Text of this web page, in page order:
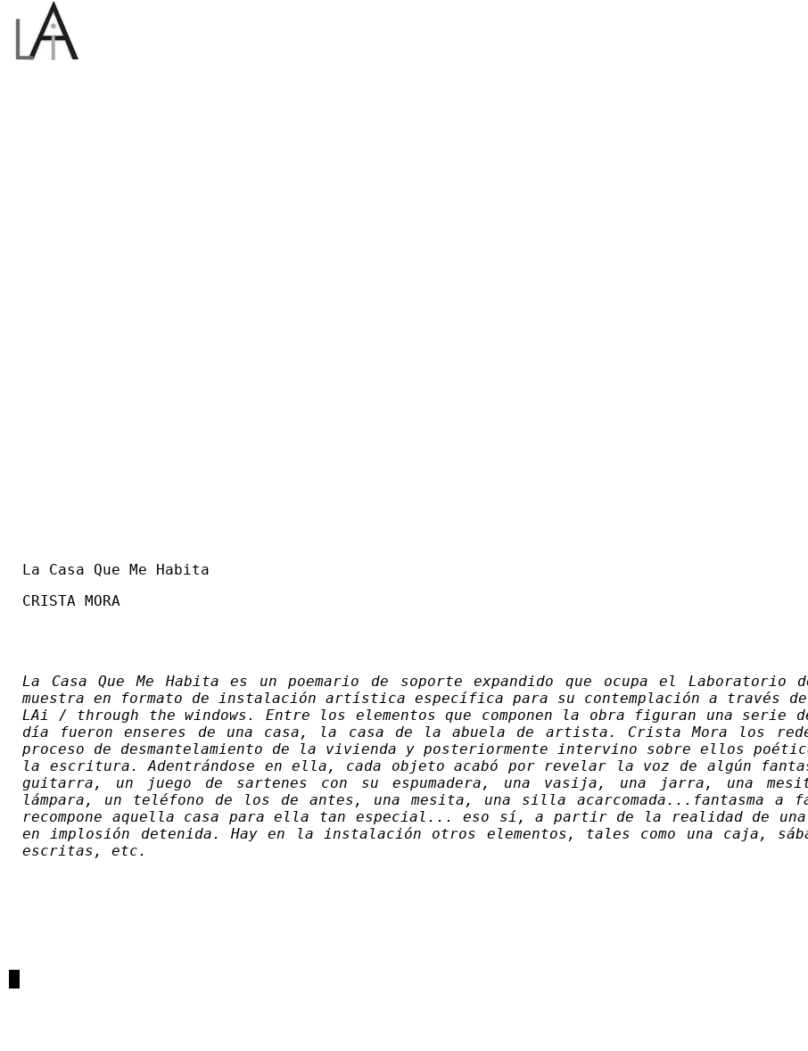
La Casa Que Me Habita
CRISTA MORA
La Casa Que Me Habita es un poemario de soporte expandido que ocupa el
muestra en formato de instalación artística específica para su contemplación a través
LAi
/ through the windows. Entre los elementos que componen la obra figuran una serie
día fueron enseres de una casa, la casa de la abuela de artista. Crista Mora los
proceso de desmantelamiento de la vivienda y posteriormente intervino sobre ellos
la escritura. Adentrándose en ella, cada objeto acabó por revelar la voz de algún
guitarra, un juego de sartenes con su espumadera, una vasija, una jarra, una
lámpara, un teléfono de los de antes, una mesita, una silla acarcomada...fantasma a
recompone aquella casa para ella tan especial... eso sí, a partir de la realidad de una
en implosión detenida. Hay en la instalación otros elementos, tales como una caja,
escritas, etc.